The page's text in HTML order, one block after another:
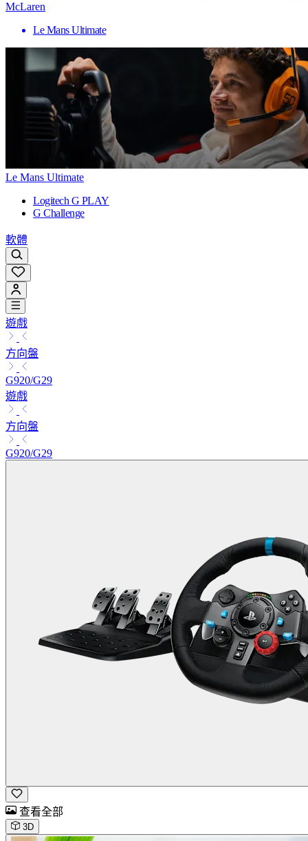
McLaren
Le Mans Ultimate
Le Mans Ultimate
Logitech G PLAY
G Challenge
軟體
遊戲
方向盤
G920/G29
遊戲
方向盤
G920/G29
查看全部
3D